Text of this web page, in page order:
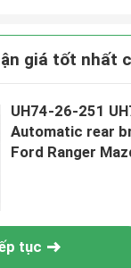
giá tốt nhất
UH74-26-251
Automatic rear
Ford Ranger
tục